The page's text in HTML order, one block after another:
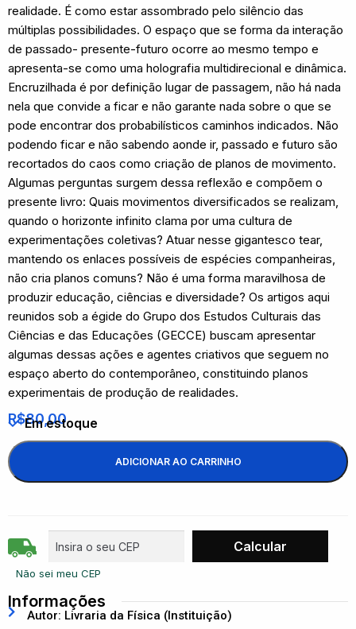
realidade. É como estar assombrado pelo silêncio das
múltiplas possibilidades. O espaço que se forma da interação
de passado- presente-futuro ocorre ao mesmo tempo e
apresenta-se como uma holografia multidirecional e dinâmica.
Encruzilhada é por definição lugar de passagem, não há nada
nela que convide a ficar e não garante nada sobre o que se
pode encontrar dos probabilísticos caminhos indicados. Não
podendo ficar e não sabendo aonde ir, passado e futuro são
recortados do caos como criação de planos de movimento.
Algumas perguntas surgem dessa reflexão e compõem o
presente livro: Quais movimentos diversificados se realizam,
quando o horizonte infinito clama por uma cultura de
experimentações coletivas? Atuar nesse gigantesco tear,
mantendo os enlaces possíveis de espécies companheiras,
não cria planos comuns? Não é uma forma maravilhosa de
produzir educação, ciências e diversidade? Os artigos aqui
reunidos sob a égide do Grupo dos Estudos Culturais das
Ciências e das Educações (GECCE) buscam apresentar
algumas dessas ações e agentes criativos que seguem no
espaço aberto do contemporâneo, constituindo planos
experimentais de produção de realidades.
R$80,00
Em estoque
ADICIONAR AO CARRINHO
Não sei meu CEP
Informações
Autor: Livraria da Física (Instituição)